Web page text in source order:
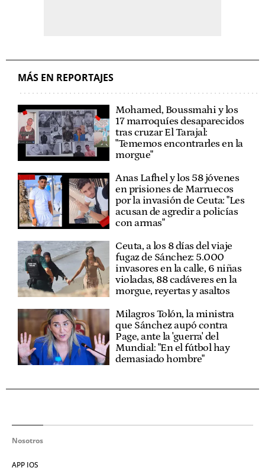
MÁS EN REPORTAJES
Mohamed, Boussmahi y los
17 marroquíes desaparecidos
tras cruzar El Tarajal:
"Tememos encontrarles en la
morgue"
Anas Lafhel y los 58 jóvenes
en prisiones de Marruecos
por la invasión de Ceuta: "Les
acusan de agredir a policías
con armas"
Ceuta, a los 8 días del viaje
fugaz de Sánchez: 5.000
invasores en la calle, 6 niñas
violadas, 88 cadáveres en la
morgue, reyertas y asaltos
Milagros Tolón, la ministra
que Sánchez aupó contra
Page, ante la 'guerra' del
Mundial: "En el fútbol hay
demasiado hombre"
Nosotros
APP IOS